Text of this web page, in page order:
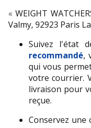
« WEIGHT
Valmy, 92923 Paris
Suivez l'état
recommandé,
qui vous
votre courrier.
livraison pour
reçue.
Conservez une